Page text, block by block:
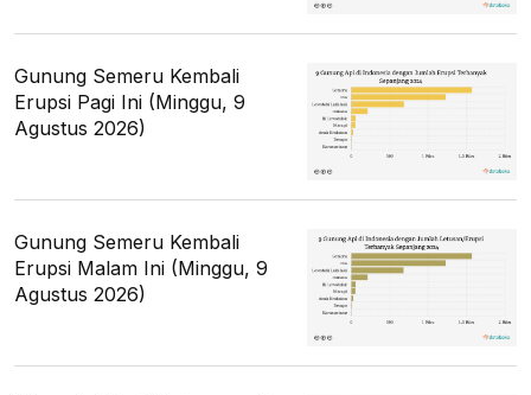
Gunung Semeru Kembali
Erupsi Pagi Ini (Minggu, 9
Agustus 2026)
Gunung Semeru Kembali
Erupsi Malam Ini (Minggu, 9
Agustus 2026)